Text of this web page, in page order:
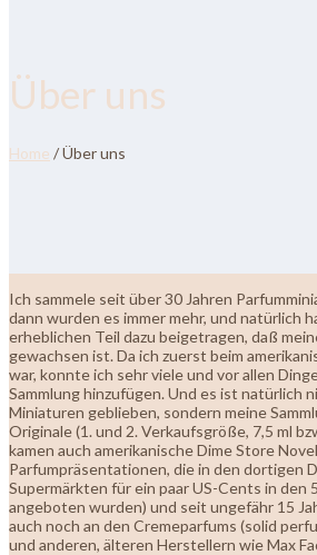
Über uns
Home / Über uns
Ich sammele seit über 30 Jahren
dann wurden es immer mehr, und natürlich
erheblichen Teil dazu beigetragen, daß
gewachsen ist. Da ich zuerst beim
war, konnte ich sehr viele und vor allen
Sammlung hinzufügen. Und es ist natürlich
Miniaturen geblieben, sondern meine
Originale (1. und 2. Verkaufsgröße, 7,5 ml
kamen auch amerikanische Dime Store
Parfumpräsentationen, die in den dortigen
Supermärkten für ein paar US-Cents in den
angeboten wurden) und seit ungefähr 15
auch noch an den Cremeparfums (solid
und anderen, älteren Herstellern wie Max